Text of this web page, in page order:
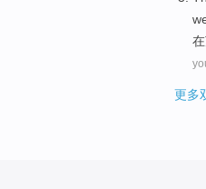
在
更多